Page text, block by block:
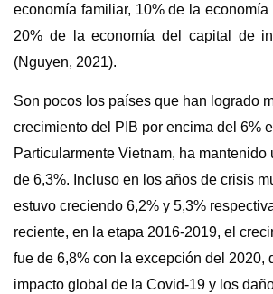
economía familiar, 10% de la
20% de la economía del capital de
(Nguyen, 2021).
Son pocos los países que han logrado
crecimiento del PIB por encima del 6%
Particularmente Vietnam, ha mantenido
de 6,3%. Incluso en los años de crisis
estuvo creciendo 6,2% y 5,3%
reciente, en la etapa 2016-2019, el
fue de 6,8% con la excepción del 2020,
impacto global de la Covid-19 y los